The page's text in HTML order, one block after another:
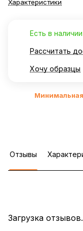
Характеристики
Есть в наличии
Рассчитать
Хочу образцы
Отзывы
Загрузка